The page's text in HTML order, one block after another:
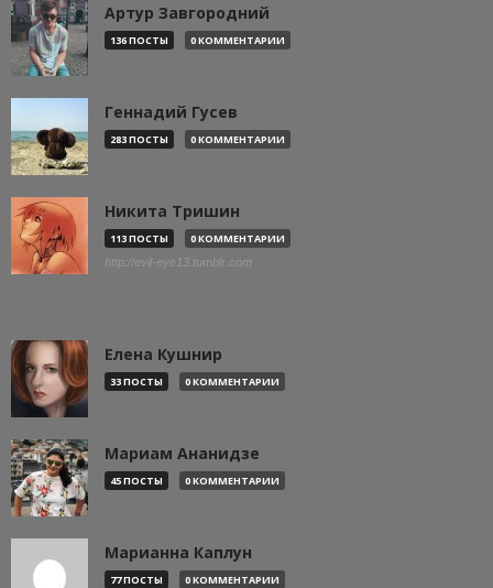
Артур Завгородний
136 ПОСТЫ 0 КОММЕНТАРИИ
Геннадий Гусев
283 ПОСТЫ 0 КОММЕНТАРИИ
Никита Тришин
113 ПОСТЫ 0 КОММЕНТАРИИ
http://evil-eye13.tumblr.com
Елена Кушнир
33 ПОСТЫ 0 КОММЕНТАРИИ
Мариам Ананидзе
45 ПОСТЫ 0 КОММЕНТАРИИ
Марианна Каплун
77 ПОСТЫ 0 КОММЕНТАРИИ